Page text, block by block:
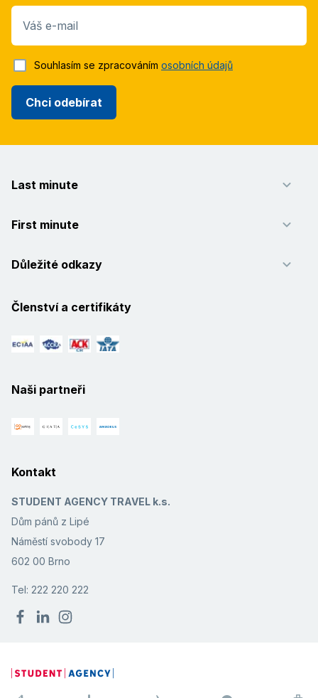
Váš e-mail
Chci odebírat
Souhlasím se zpracováním osobních údajů
Last minute
First minute
Důležité odkazy
Členství a certifikáty
Naši partneři
Kontakt
STUDENT AGENCY TRAVEL k.s.
Dům pánů z Lipé
Náměstí svobody 17
602 00 Brno
Tel: 222 220 222